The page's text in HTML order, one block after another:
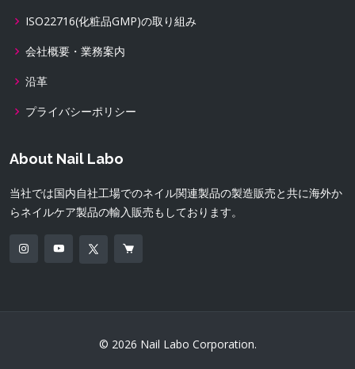
ISO22716(化粧品GMP)の取り組み
会社概要・業務案内
沿革
プライバシーポリシー
About Nail Labo
当社では国内自社工場でのネイル関連製品の製造販売と共に海外か
らネイルケア製品の輸入販売もしております。
© 2026 Nail Labo Corporation.